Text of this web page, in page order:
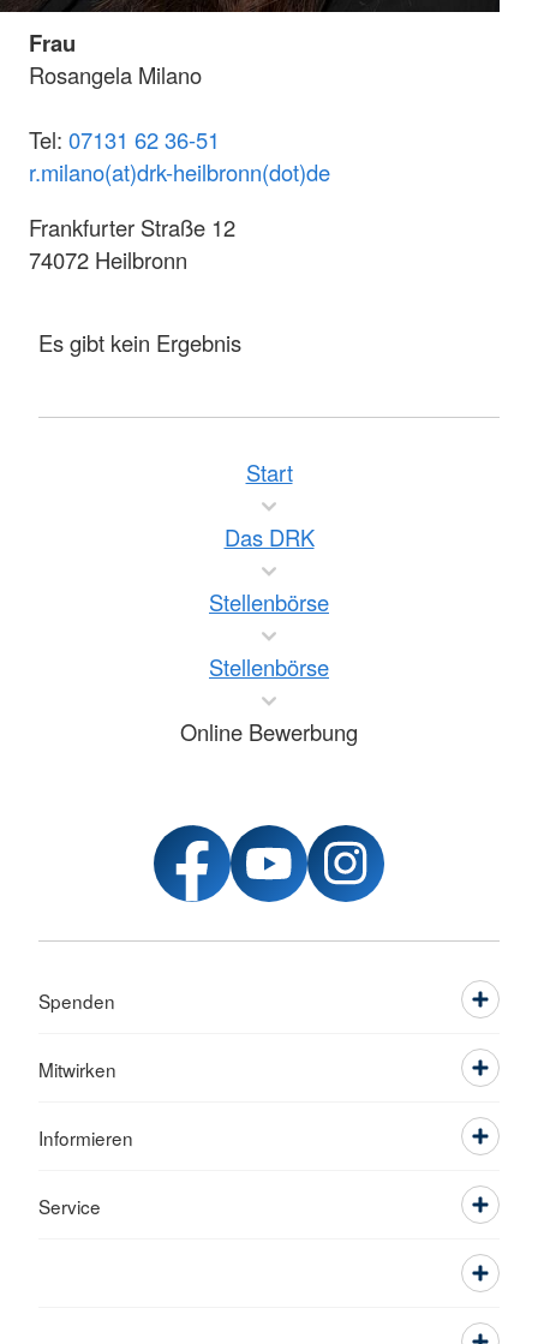
Frau
Rosangela Milano
Tel: 07131 62 36-51
r.milano(at)drk-heilbronn(dot)de
Frankfurter Straße 12
74072 Heilbronn
Es gibt kein Ergebnis
Start
Das DRK
Stellenbörse
Stellenbörse
Online Bewerbung
Spenden
Mitwirken
Informieren
Service